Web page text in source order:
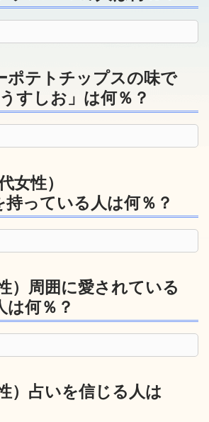
テトチップスの味で
すしお」は何％？
女性）
持っている人は何％？
）周囲に愛されている
は何％？
）占いを信じる人は